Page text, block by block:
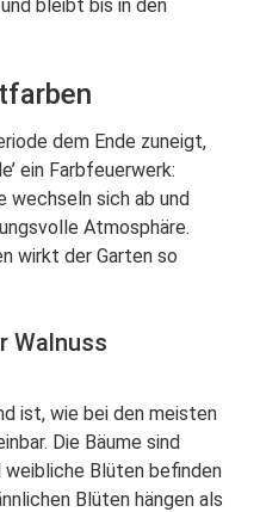
bleibt bis in den
dem Ende zuneigt,
ein Farbfeuerwerk:
wechseln sich ab und
Atmosphäre.
wirkt der Garten so
Walnuss
ist, wie bei den meisten
Die Bäume sind
weibliche Blüten befinden
Blüten hängen als